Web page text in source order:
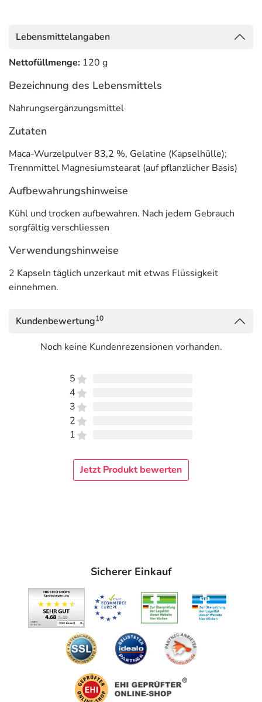
Lebensmittelangaben
Nettofüllmenge: 120 g
Bezeichnung des Lebensmittels
Nahrungsergänzungsmittel
Zutaten
Maca-Wurzelpulver 83,2 %, Gelatine (Kapselhülle);
Trennmittel Magnesiumstearat (auf pflanzlicher Basis)
Aufbewahrungshinweise
Kühl und trocken aufbewahren. Nach jedem Gebrauch
sorgfältig verschliessen
Verwendungshinweise
2 Kapseln täglich unzerkaut mit etwas Flüssigkeit
einnehmen.
Kundenbewertung10
Noch keine Kundenrezensionen vorhanden.
5
4
3
2
1
Jetzt Produkt bewerten
Sicherer Einkauf